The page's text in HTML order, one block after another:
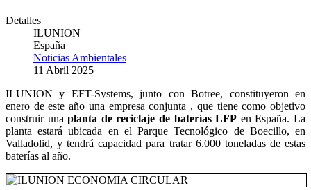
Detalles
ILUNION
España
Noticias Ambientales
11 Abril 2025
ILUNION y EFT-Systems, junto con Botree, constituyeron en
enero de este año una empresa conjunta , que tiene como objetivo
construir unaplanta de reciclaje de baterías LFP en España. La
planta estará ubicada en el Parque Tecnológico de Boecillo, en
Valladolid, y tendrá capacidad para tratar 6.000 toneladas de estas
baterías al año.